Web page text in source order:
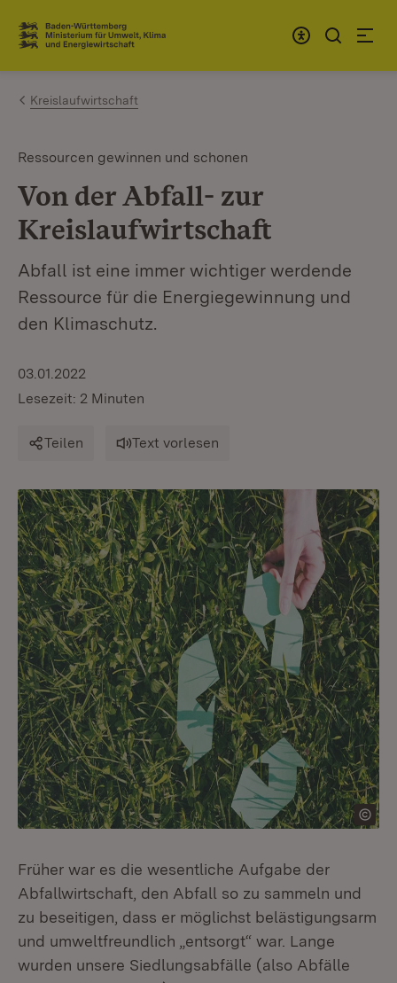
Zum Inhalt springen
Link zur Startseite
Kreislaufwirtschaft
Ressourcen gewinnen und schonen
Von der Abfall- zur
Kreislaufwirtschaft
Abfall ist eine immer wichtiger werdende
Ressource für die Energiegewinnung und
den Klimaschutz.
03.01.2022
Lesezeit: 2 Minuten
Teilen Text vorlesen
Früher war es die wesentliche Aufgabe der
Abfallwirtschaft, den Abfall so zu sammeln und
zu beseitigen, dass er möglichst belästigungsarm
und umweltfreundlich „entsorgt“ war. Lange
wurden unsere Siedlungsabfälle (also Abfälle